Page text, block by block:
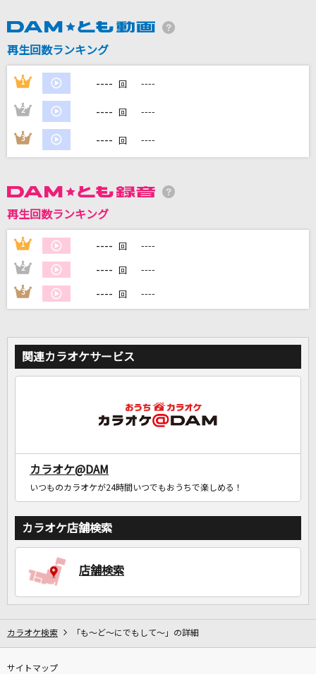
[生音]ドライフラワー
優里
もっと見る
カラオケ最新情報をチェック！
DAMに会員登録・ログインして
カラオケをもっと楽しもう！
自宅でカラオケ歌い放題！
再生回数ランキング
1 ---- 回 ----
2 ---- 回 ----
3 ---- 回 ----
再生回数ランキング
1 ---- 回 ----
2 ---- 回 ----
3 ---- 回 ----
関連カラオケサービス
カラオケ@DAM
いつものカラオケが24時間いつでもおうちで楽しめる！
カラオケ店舗検索
店舗検索
カラオケ検索 「も～ど～にでもして～」の詳細
サイトマップ